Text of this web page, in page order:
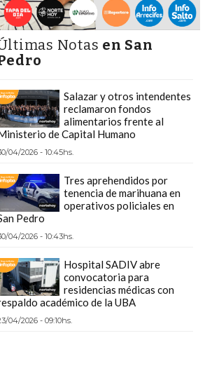
Notas en San
Salazar y otros intendentes
reclamaron fondos
alimentarios frente al
de Capital Humano
04/2026 - 10:45hs.
Tres aprehendidos por
tenencia de marihuana en
operativos policiales en
Pedro
04/2026 - 10:43hs.
Hospital SADIV abre
convocatoria para
residencias médicas con
académico de la UBA
04/2026 - 09:10hs.